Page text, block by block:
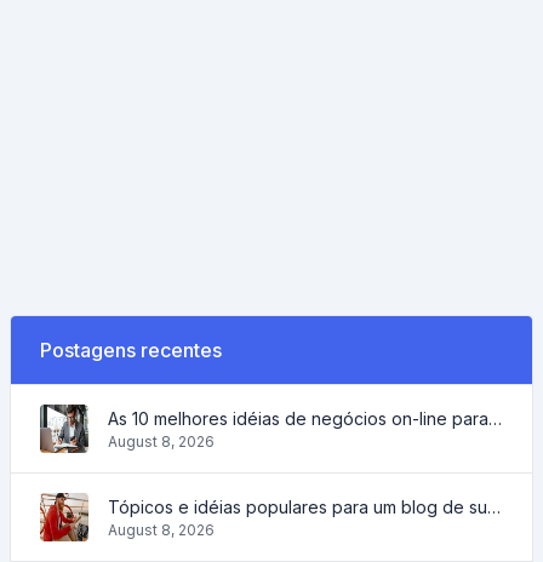
Postagens recentes
As 10 melhores idéias de negócios on-line para iniciantes de 2022 e ferramentas para ajudá-lo a trabalhar facilmente
August 8, 2026
Tópicos e idéias populares para um blog de sucesso em 2022, assim como ferramentas que serão úteis ao blogueiro
August 8, 2026